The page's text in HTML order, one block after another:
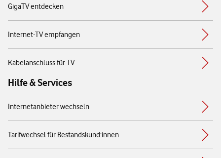
GigaTV entdecken
Internet-TV empfangen
Kabelanschluss für TV
Hilfe & Services
Internetanbieter wechseln
Tarifwechsel für Bestandskund:innen